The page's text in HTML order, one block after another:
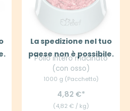
La spedizione nel tuo
paese non è possibile.
Pollo intero macinato
(con osso)
1000 g (Pacchetto)
4,82 €
(4,82 € / kg)